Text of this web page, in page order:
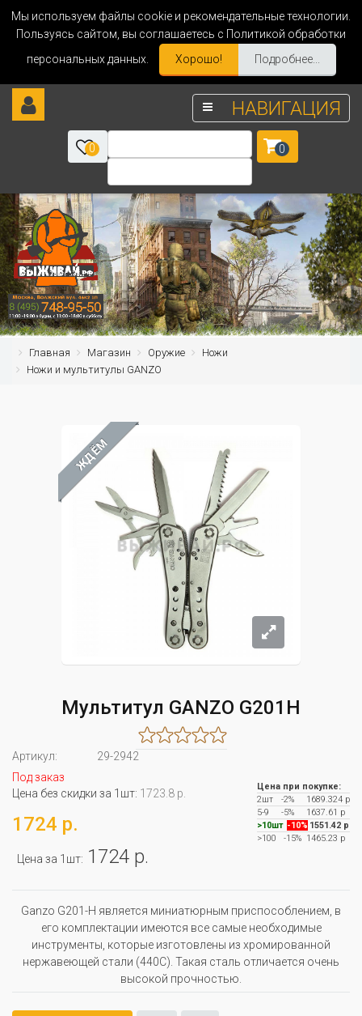
Мы используем файлы cookie и рекомендательные технологии.
Пользуясь сайтом, вы соглашаетесь с Политикой обработки
персональных данных.
Хорошо! Подробнее...
НАВИГАЦИЯ
0 0
Главная Магазин Оружие
Ножи
Ножи и мультитулы GANZO
ЖДЁМ
Мультитул GANZO G201H
Артикул:
29-2942
Под заказ
Цена без скидки за 1шт: 1723.8 р.
1724 р.
Цена за 1шт: 1724 р.
Цена при покупке:
2шт
-2%
1689.324 р
5-9
-5%
1637.61 р
>10шт -10% 1551.42 р
>100
-15% 1465.23 р
Ganzo G201-H является миниатюрным приспособлением, в
его комплектации имеются все самые необходимые
инструменты, которые изготовлены из хромированной
нержавеющей стали (440С). Такая сталь отличается очень
высокой прочностью.